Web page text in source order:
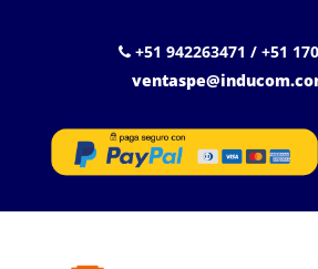
+51 942263471 / +51